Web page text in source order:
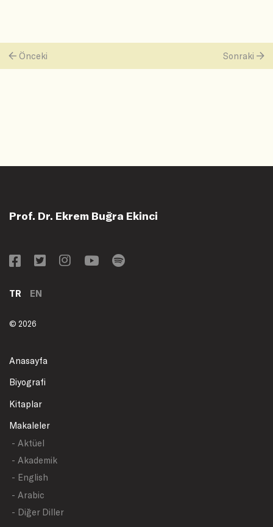
Önceki Sonraki
Prof. Dr. Ekrem Buğra Ekinci
TR EN
© 2026
Anasayfa
Biyografi
Kitaplar
Makaleler
- Aktüel
- Akademik
- English
- Arabic
- Diğer Diller